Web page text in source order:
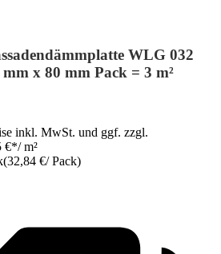
WLG 032
x 80 mm Pack = 3 m²
inkl. MwSt. und ggf. zzgl.
€*/ m²
(32,84 €/ Pack)